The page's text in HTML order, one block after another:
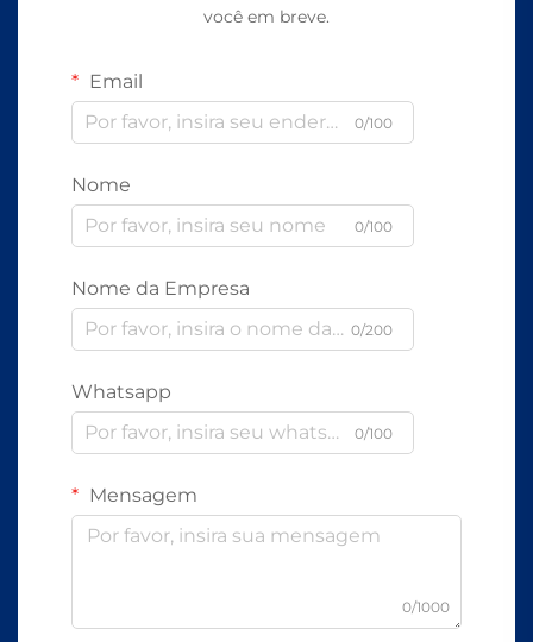
você em breve.
Email
0/100
Nome
0/100
Nome da Empresa
0/200
Whatsapp
0/100
Mensagem
0/1000